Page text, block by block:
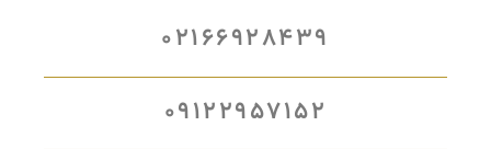
02166928439
09122957152